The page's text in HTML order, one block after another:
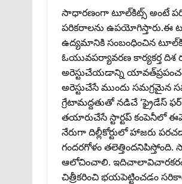
సాధారణంగా టూల్‌కిట్స్‌ అంటే
పరికరాల‌ను ఉపయోగిస్తారు.ఈ
ఉద్యమానికి సంబంధించిన
ఓయువపర్యావరణ కార్యకర్త దిశ
అరెస్టుచేయడాన్ని యావత్‌ప్రపంచం
అరెస్టుచేసే ముందు
గ్రేటామద్దతుతో నడిచే ‘ఫ్రైడేస్‌
తయారుచేసే స్టార్టప్‌ కంపెనీలో
నేరుగా దిల్లీకోర్టులో హాజరు
గందరగోళం
ఆలోచించాలి.
చిత్రీకరించి భయపెట్టించడం